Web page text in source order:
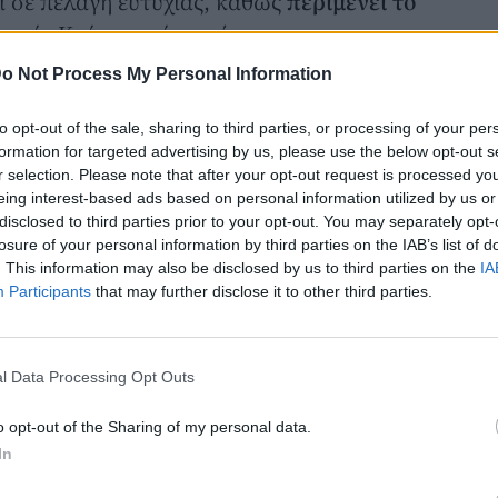
Not Process My Personal Information
opt-out of the sale, sharing to third parties, or processing of your
for targeted advertising by us, please use the below opt-out
selection. Please note that after your opt-out request is processed
interest-based ads based on personal information utilized by us
to third parties prior to your opt-out. You may separately
of your personal information by third parties on the IAB’s list of
This information may also be disclosed by us to third parties on the
Participants that may further disclose it to other third parties.
Data Processing Opt Outs
opt-out of the Sharing of my personal data.
Καίσαρη είναι κόρη του
Έλληνα κοσμηματοποιού Κώστα
μια αξιόλογη πορεία ως
ο σύζυγός της κρατούν χαμηλούς τόνους
από την προσωπική τους ζωή, η
να κάνει την εξαίρεση και να
στην οποία τη βλέπουμε για πρώτη
«Χαρούμενα και ευτυχισμένα
είστε ασφαλείς και να χαλαρώνετε στις
έγραψε στη λεζάντα της ανάρτησής
ενθουσίασε τους followers της, αφού
σχόλια με ευχές για τις